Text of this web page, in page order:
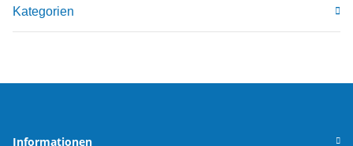
Kategorien
Informationen